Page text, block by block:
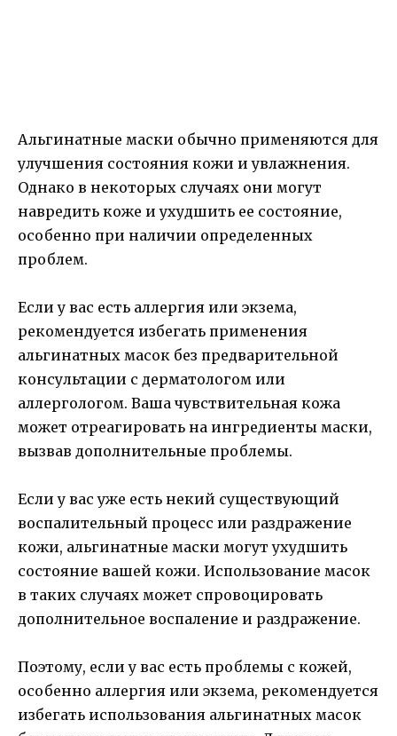
Альгинатные маски обычно применяются для
улучшения состояния кожи и увлажнения.
Однако в некоторых случаях они могут
навредить коже и ухудшить ее состояние,
особенно при наличии определенных
проблем.
Если у вас есть аллергия или экзема,
рекомендуется избегать применения
альгинатных масок без предварительной
консультации с дерматологом или
аллергологом. Ваша чувствительная кожа
может отреагировать на ингредиенты маски,
вызвав дополнительные проблемы.
Если у вас уже есть некий существующий
воспалительный процесс или раздражение
кожи, альгинатные маски могут ухудшить
состояние вашей кожи. Использование масок
в таких случаях может спровоцировать
дополнительное воспаление и раздражение.
Поэтому, если у вас есть проблемы с кожей,
особенно аллергия или экзема, рекомендуется
избегать использования альгинатных масок